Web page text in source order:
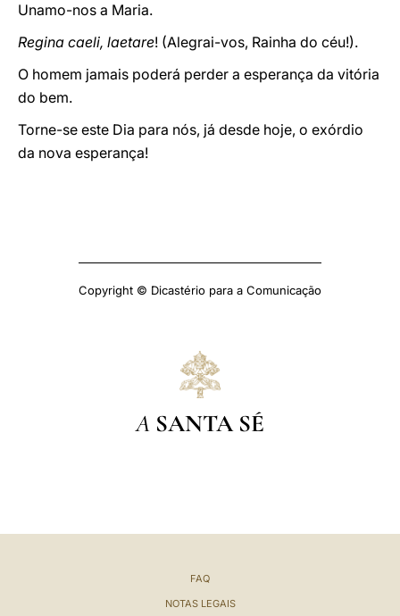
Unamo-nos a Maria.
Regina caeli, laetare! (Alegrai-vos, Rainha do céu!).
O homem jamais poderá perder a esperança da vitória
do bem.
Torne-se este Dia para nós, já desde hoje, o exórdio
da nova esperança!
Copyright © Dicastério para a Comunicação
A SANTA SÉ
FAQ
NOTAS LEGAIS